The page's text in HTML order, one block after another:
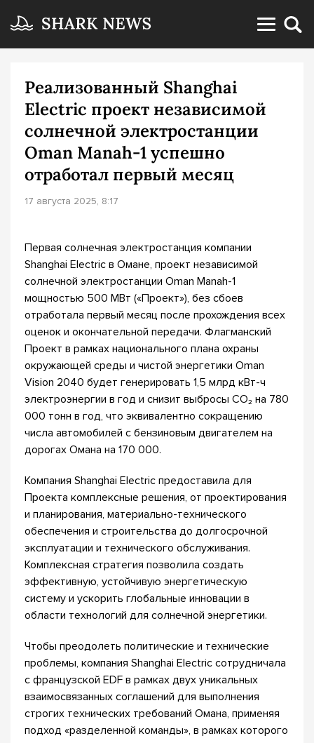
Реализованный Shanghai
Electric проект независимой
солнечной электростанции
Oman Manah-1 успешно
отработал первый месяц
17 августа 2025, 8:17
Первая солнечная электростанция компании
Shanghai Electric в Омане, проект независимой
солнечной электростанции Oman Manah-1
мощностью 500 МВт («Проект»), без сбоев
отработала первый месяц после прохождения всех
оценок и окончательной передачи. Флагманский
Проект в рамках национального плана охраны
окружающей среды и чистой энергетики Oman
Vision 2040 будет генерировать 1,5 млрд кВт-ч
электроэнергии в год и снизит выбросы CO₂ на 780
000 тонн в год, что эквивалентно сокращению
числа автомобилей с бензиновым двигателем на
дорогах Омана на 170 000.
Компания Shanghai Electric предоставила для
Проекта комплексные решения, от проектирования
и планирования, материально-технического
обеспечения и строительства до долгосрочной
эксплуатации и технического обслуживания.
Комплексная стратегия позволила создать
эффективную, устойчивую энергетическую
систему и ускорить глобальные инновации в
области технологий для солнечной энергетики.
Чтобы преодолеть политические и технические
проблемы, компания Shanghai Electric сотрудничала
с французской EDF в рамках двух уникальных
взаимосвязанных соглашений для выполнения
строгих технических требований Омана, применяя
подход «разделенной команды», в рамках которого